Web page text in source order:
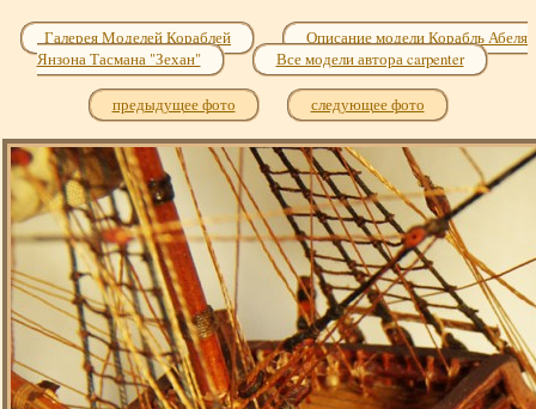
Галерея Моделей Кораблей
Описание модели Корабль Абеля
Янзона Тасмана "Зехан"
Все модели автора carpenter
предыдущее фото следующее фото